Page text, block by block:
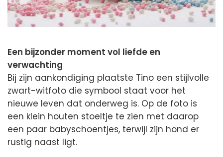
Een bijzonder moment vol liefde en
verwachting
Bij zijn aankondiging plaatste Tino een stijlvolle
zwart-witfoto die symbool staat voor het
nieuwe leven dat onderweg is. Op de foto is
een klein houten stoeltje te zien met daarop
een paar babyschoentjes, terwijl zijn hond er
rustig naast ligt.